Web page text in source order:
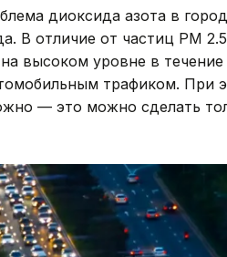
диоксида азота в
В отличие от частиц PM
высоком уровне в течение
трафиком. При
— это можно сделать